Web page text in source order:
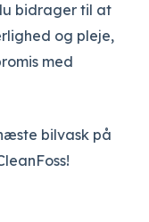
bidrager til at
og pleje,
med
bilvask på